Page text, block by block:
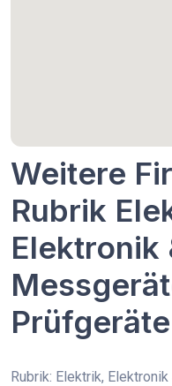
Weitere
Rubrik
Elektronik
Prüfgeräte
Rubrik: Elektrik,